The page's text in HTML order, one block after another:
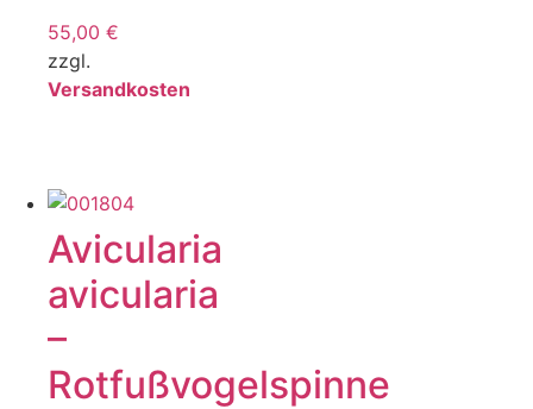
55,00 €
zzgl.
Versandkosten
Avicularia
avicularia
–
Rotfußvogelspinne